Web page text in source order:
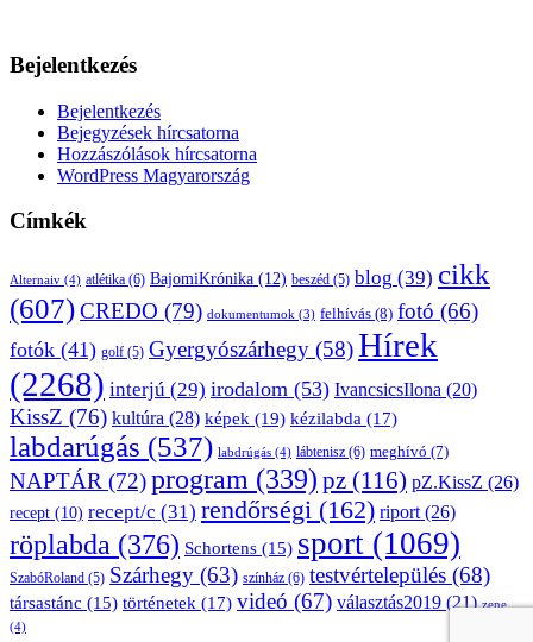
Bejelentkezés
Bejelentkezés
Bejegyzések hírcsatorna
Hozzászólások hírcsatorna
WordPress Magyarország
Címkék
Alternaiv (4) atlétika (6) BajomiKrónika (12) beszéd (5) blog (39) cikk
(607)CREDO (79) dokumentumok (3) felhívás (8) fotó (66)
fotók (41) golf (5) Gyergyószárhegy (58)Hírek
(2268) interjú (29) irodalom (53) IvancsicsIlona (20)
KissZ (76) kultúra (28) képek (19) kézilabda (17)
labdarúgás (537) labdrúgás (4) lábtenisz (6) meghívó (7)
NAPTÁR (72)program (339) pz (116) pZ.KissZ (26)
recept (10) recept/c (31) rendőrségi (162) riport(26)
röplabda (376) Schortens (15) sport (1069)
SzabóRoland (5) Szárhegy (63) színház (6) testvértelepülés (68)
társastánc (15) történetek (17) videó (67) választás2019 (21) zene
(4)